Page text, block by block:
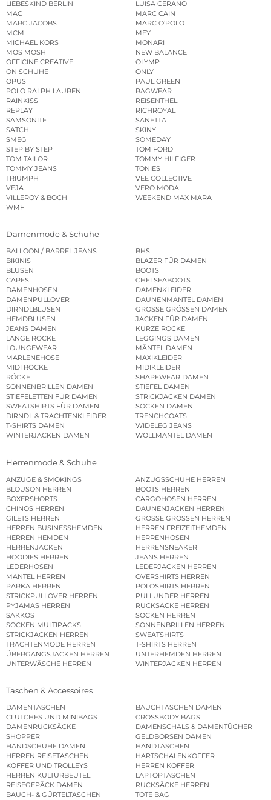
LIEBESKIND BERLIN
LUISA CERANO
MAC
MARC CAIN
MARC JACOBS
MARC O’POLO
MCM
MEY
MICHAEL KORS
MONARI
MOS MOSH
NEW BALANCE
OFFICINE CREATIVE
OLYMP
ON SCHUHE
ONLY
OPUS
PAUL GREEN
POLO RALPH LAUREN
RAGWEAR
RAINKISS
REISENTHEL
REPLAY
RICHROYAL
SAMSONITE
SANETTA
SATCH
SKINY
SMEG
SOMEDAY
STEP BY STEP
TOM FORD
TOM TAILOR
TOMMY HILFIGER
TOMMY JEANS
TONIES
TRIUMPH
VEE COLLECTIVE
VEJA
VERO MODA
VILLEROY & BOCH
WEEKEND MAX MARA
WMF
Damenmode & Schuhe
BALLOON / BARREL JEANS
BHS
BIKINIS
BLAZER FÜR DAMEN
BLUSEN
BOOTS
CAPES
CHELSEABOOTS
DAMENHOSEN
DAMENKLEIDER
DAMENPULLOVER
DAUNENMÄNTEL DAMEN
DIRNDLBLUSEN
GROSSE GRÖSSEN DAMEN
HEMDBLUSEN
JACKEN FÜR DAMEN
JEANS DAMEN
KURZE RÖCKE
LANGE RÖCKE
LEGGINGS DAMEN
LOUNGEWEAR
MÄNTEL DAMEN
MARLENEHOSE
MAXIKLEIDER
MIDI RÖCKE
MIDIKLEIDER
RÖCKE
SHAPEWEAR DAMEN
SONNENBRILLEN DAMEN
STIEFEL DAMEN
STIEFELETTEN FÜR DAMEN
STRICKJACKEN DAMEN
SWEATSHIRTS FÜR DAMEN
SOCKEN DAMEN
DIRNDL & TRACHTENKLEIDER
TRENCHCOATS
T-SHIRTS DAMEN
WIDELEG JEANS
WINTERJACKEN DAMEN
WOLLMÄNTEL DAMEN
Herrenmode & Schuhe
ANZÜGE & SMOKINGS
ANZUGSSCHUHE HERREN
BLOUSON HERREN
BOOTS HERREN
BOXERSHORTS
CARGOHOSEN HERREN
CHINOS HERREN
DAUNENJACKEN HERREN
GILETS HERREN
GROSSE GRÖSSEN HERREN
HERREN BUSINESSHEMDEN
HERREN FREIZEITHEMDEN
HERREN HEMDEN
HERRENHOSEN
HERRENJACKEN
HERRENSNEAKER
HOODIES HERREN
JEANS HERREN
LEDERHOSEN
LEDERJACKEN HERREN
MÄNTEL HERREN
OVERSHIRTS HERREN
PARKA HERREN
POLOSHIRTS HERREN
STRICKPULLOVER HERREN
PULLUNDER HERREN
PYJAMAS HERREN
RUCKSÄCKE HERREN
SAKKOS
SOCKEN HERREN
SOCKEN MULTIPACKS
SONNENBRILLEN HERREN
STRICKJACKEN HERREN
SWEATSHIRTS
TRACHTENMODE HERREN
T-SHIRTS HERREN
ÜBERGANGSJACKEN HERREN
UNTERHEMDEN HERREN
UNTERWÄSCHE HERREN
WINTERJACKEN HERREN
Taschen & Accessoires
DAMENTASCHEN
BAUCHTASCHEN DAMEN
CLUTCHES UND MINIBAGS
CROSSBODY BAGS
DAMENRUCKSÄCKE
DAMENSCHALS & DAMENTÜCHER
SHOPPER
GELDBÖRSEN DAMEN
HANDSCHUHE DAMEN
HANDTASCHEN
HERREN REISETASCHEN
HARTSCHALENKOFFER
KOFFER UND TROLLEYS
HERREN KOFFER
HERREN KULTURBEUTEL
LAPTOPTASCHEN
REISEGEPÄCK DAMEN
RUCKSÄCKE HERREN
BAUCH- & GÜRTELTASCHEN
TOTE BAG